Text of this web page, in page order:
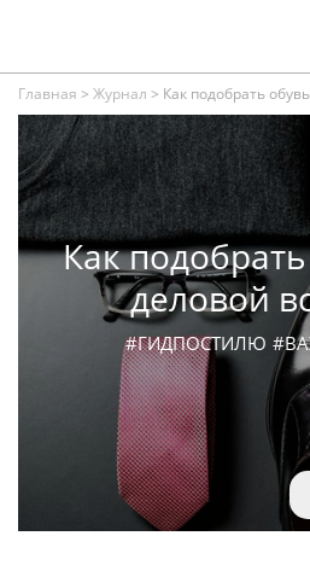
Главная > Журнал > Как подобрать
Как
деловой
#ГИДПОСТИЛЮ